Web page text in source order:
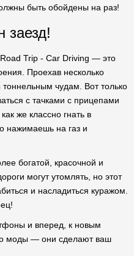
быть обойдены на раз!
заезд!
Trip - Car Driving — это
Проехав несколько
чудам. Вот только
с тачками с прицепами
же классно гнать в
нажимаешь на газ и
богатой, красочной и
могут утомлять, но этот
и насладиться куражом.
и вперед, к новым
моды — они сделают ваш